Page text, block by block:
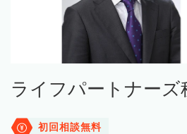
ライフパートナーズ
初回相談無料